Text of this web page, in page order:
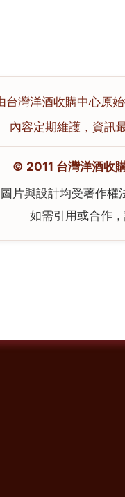
台灣洋酒收購中心原
內容定期維護，資訊
© 2011 台灣洋酒收
片與設計均受著作
如需引用或合作